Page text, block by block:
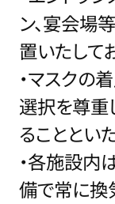
ン、宴会場
置いたして
・マスクの
選択を尊重
ることとい
・各施設内
備で常に換